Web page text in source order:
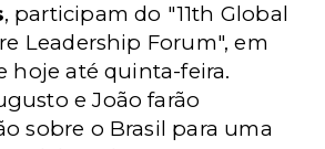
, participam do "11th Global
Leadership Forum", em
hoje até quinta-feira.
e João farão
sobre o Brasil para uma